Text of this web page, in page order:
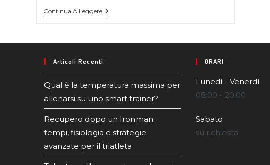
Continua A Leggere
Articoli Recenti
Qual è la temperatura massima per
allenarsi su uno smart trainer?
Recupero dopo un Ironman:
tempi, fisiologia e strategie
avanzate per il triatleta
ORARI
Lunedì - Venerdì
08:00 - 20:00
Sabato
su richiesta